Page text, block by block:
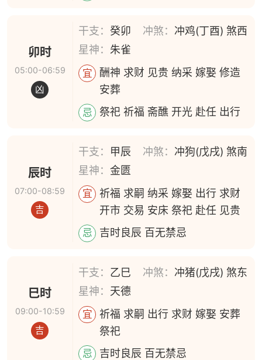
卯时
05:00-06:59
凶
干支：癸卯 冲煞： 冲鸡(丁酉) 煞西
星神：朱雀
宜
酬神 求财 见贵 纳采 嫁娶 修造
安葬
忌 祭祀 祈福 斋醮 开光 赴任 出行
辰时
07:00-08:59
吉
干支： 甲辰 冲煞： 冲狗(戊戌) 煞南
星神：金匮
宜
祈福 求嗣 纳采 嫁娶 出行 求财
开市 交易 安床 祭祀 赴任 见贵
忌 吉时良辰 百无禁忌
巳时
09:00-10:59
吉
干支： 乙巳 冲煞： 冲猪(戊戌) 煞东
星神： 天德
宜
祈福 求嗣 出行 求财 嫁娶 安葬
祭祀
忌 吉时良辰 百无禁忌